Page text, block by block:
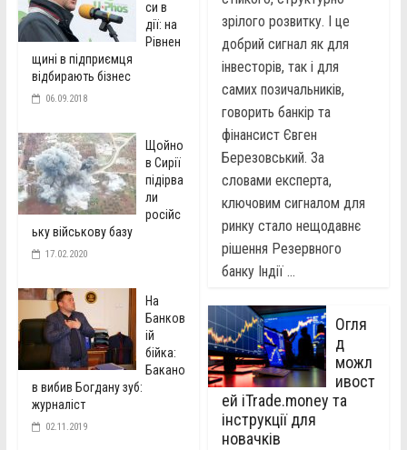
си в
дії: на
Рівнен
щині в підприємця
відбирають бізнес
06.09.2018
Щойно
в Сирії
підірва
ли
російс
ьку військову базу
17.02.2020
На
Банков
ій
бійка:
Бакано
в вибив Богдану зуб:
журналіст
02.11.2019
зрілого розвитку. І це
добрий сигнал як для
інвесторів, так і для
самих позичальників,
говорить банкір та
фінансист Євген
Березовський. За
словами експерта,
ключовим сигналом для
ринку стало нещодавнє
рішення Резервного
банку Індії ...
Огля
д
можл
ивост
ей iTrade.money та
інструкції для
новачків